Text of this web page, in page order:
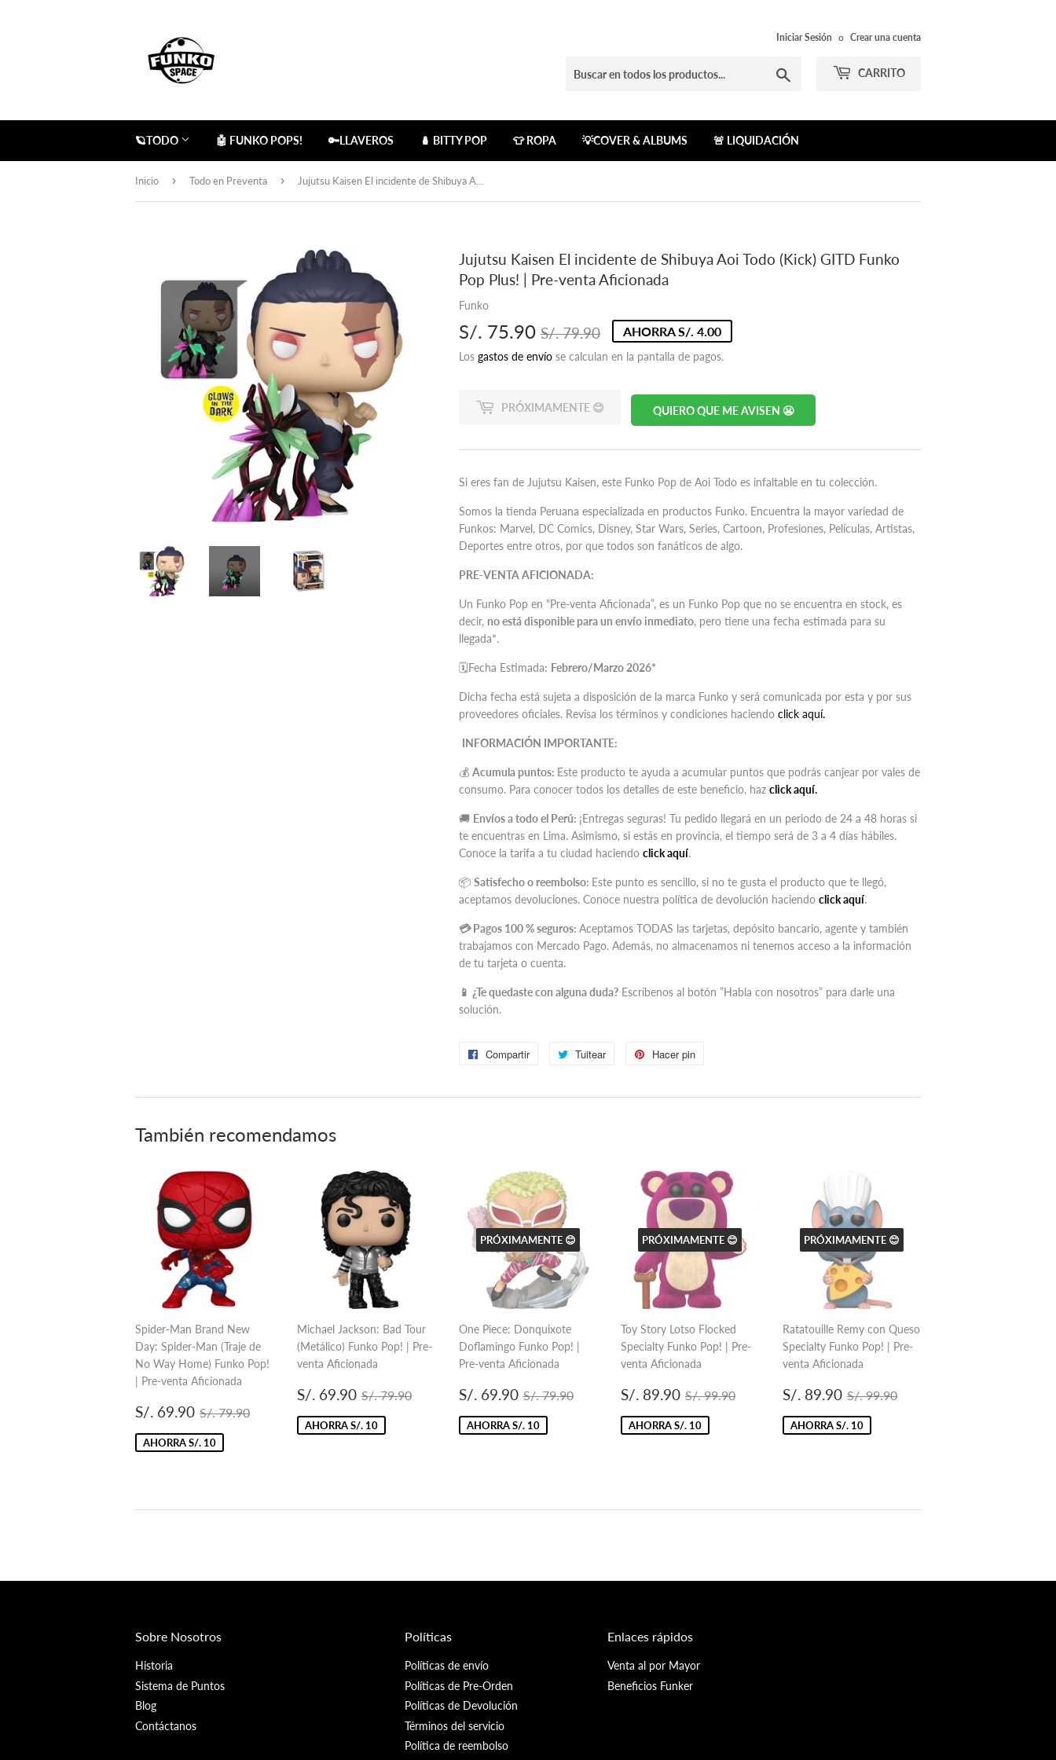
Iniciar Sesión o Crear una cuenta
CARRITO
🪐TODO 🤖 FUNKO POPS! 🔑LLAVEROS 🪆 BITTY POP 👕 ROPA 💡COVER & ALBUMS 🚨 LIQUIDACIÓN
Inicio › Todo en Preventa ›
Jujutsu Kaisen El incidente de Shibuya Aoi Todo (Kick) GITD Funko
Pop Plus! | Pre-venta Aficionada
Funko
S/. 75.90 S/. 79.90
Precio
habitual
S/.
79.90
Precio
de
S/.
75.90
AHORRA S/. 4.00
Los gastos de envío se calculan en la pantalla de pagos.
PRÓXIMAMENTE 😊 QUIERO QUE ME AVISEN 😬
Si eres fan de Jujutsu Kaisen, este Funko Pop de Aoi Todo es infaltable en tu colección.
Somos la tienda Peruana especializada en productos Funko. Encuentra la mayor variedad de
Funkos: Marvel, DC Comics, Disney, Star Wars, Series, Cartoon, Profesiones, Películas, Artistas,
Deportes entre otros, por que todos son fanáticos de algo.
PRE-VENTA AFICIONADA:
Un Funko Pop en "Pre-venta Aficionada”, es un Funko Pop que no se encuentra en stock, es
decir, no está disponible para un envío inmediato, pero tiene una fecha estimada para su
llegada*.
🗓Fecha Estimada: Febrero/Marzo 2026*
Dicha fecha está sujeta a disposición de la marca Funko y será comunicada por esta y por sus
proveedores oficiales. Revisa los términos y condiciones haciendo click aquí.
INFORMACIÓN IMPORTANTE:
💰 Acumula puntos: Este producto te ayuda a acumular puntos que podrás canjear por vales de
consumo. Para conocer todos los detalles de este beneficio, haz click aquí.
🚚 Envíos a todo el Perú: ¡Entregas seguras! Tu pedido llegará en un periodo de 24 a 48 horas si
te encuentras en Lima. Asimismo, si estás en provincia, el tiempo será de 3 a 4 días hábiles.
Conoce la tarifa a tu ciudad haciendo click aquí.
📦 Satisfecho o reembolso: Este punto es sencillo, si no te gusta el producto que te llegó,
aceptamos devoluciones. Conoce nuestra política de devolución haciendo click aquí.
💳 Pagos 100 % seguros: Aceptamos TODAS las tarjetas, depósito bancario, agente y también
trabajamos con Mercado Pago. Además, no almacenamos ni tenemos acceso a la información
de tu tarjeta o cuenta.
📱 ¿Te quedaste con alguna duda? Escríbenos al botón ”Habla con nosotros” para darle una
solución.
Compartir
Compartir
Facebook
Tuitear
Tuitear
Twitter
Hacer pin
Pinterest
También recomendamos
Spider-Man Brand New
Day: Spider-Man (Traje de
No Way Home) Funko Pop!
| Pre-venta Aficionada
Precio
de
oferta
S/. 69.90 S/.
69.90
Precio habitual
S/. 79.90
AHORRA S/. 10
Michael Jackson: Bad Tour
(Metálico) Funko Pop! | Pre-
venta Aficionada
Precio
de
oferta
S/. 69.90 S/.
69.90
Precio habitual
S/. 79.90 S/. 79.90
AHORRA S/. 10
PRÓXIMAMENTE 😊
One Piece: Donquixote
Doflamingo Funko Pop! |
Pre-venta Aficionada
Precio
de
oferta
S/. 69.90 S/.
69.90
Precio habitual
S/. 79.90 S/. 79.90
AHORRA S/. 10
PRÓXIMAMENTE 😊
Toy Story Lotso Flocked
Specialty Funko Pop! | Pre-
venta Aficionada
Precio
de
oferta
S/. 89.90 S/.
89.90
Precio habitual
S/. 99.90 S/. 99.90
AHORRA S/. 10
PRÓXIMAMENTE 😊
Ratatouille Remy con Queso
Specialty Funko Pop! | Pre-
venta Aficionada
Precio
de
oferta
S/. 89.90 S/.
89.90
Precio habitual
S/. 99.90
AHORRA S/. 10
Sobre Nosotros
Historia
Sistema de Puntos
Blog
Contáctanos
Políticas
Políticas de envío
Políticas de Pre-Orden
Políticas de Devolución
Términos del servicio
Política de reembolso
Enlaces rápidos
Venta al por Mayor
Beneficios Funker